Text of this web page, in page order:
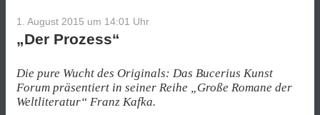
1. August 2015 um 14:01 Uhr
„Der Prozess“
Die pure Wucht des Originals: Das Bucerius Kunst
Forum präsentiert in seiner Reihe „Große Romane der
Weltliteratur“ Franz Kafka.